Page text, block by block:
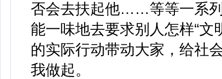
否会去扶起他……等等一系
能一味地去要求别人怎样“文
的实际行动带动大家，给社
我做起。